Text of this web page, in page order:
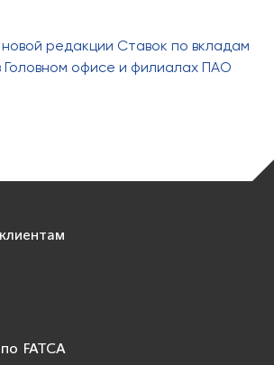
редакции Ставок по вкладам
Головном офисе и филиалах ПАО
FATCA